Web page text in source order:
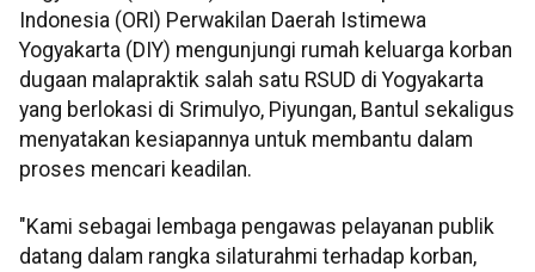
Indonesia (ORI) Perwakilan Daerah Istimewa
Yogyakarta (DIY) mengunjungi rumah keluarga korban
dugaan malapraktik salah satu RSUD di Yogyakarta
yang berlokasi di Srimulyo, Piyungan, Bantul sekaligus
menyatakan kesiapannya untuk membantu dalam
proses mencari keadilan.
"Kami sebagai lembaga pengawas pelayanan publik
datang dalam rangka silaturahmi terhadap korban,